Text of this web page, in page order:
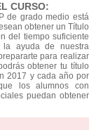
CURSO:
de grado medio está
obtener un Título
del tiempo suficiente
ayuda de nuestra
para realizar
obtener tu título
2017 y cada año por
los alumnos con
puedan obtener